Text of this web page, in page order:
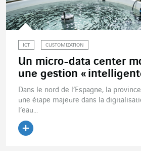
ICT CUSTOMIZATION
Un micro-data center
une gestion «
Dans le nord de l’Espagne, la
une étape majeure dans la
l’eau...